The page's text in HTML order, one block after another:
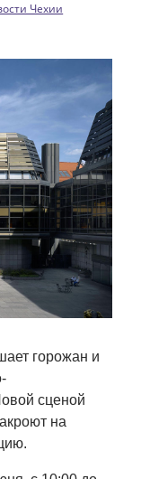
Чехии
горожан и
сценой
на